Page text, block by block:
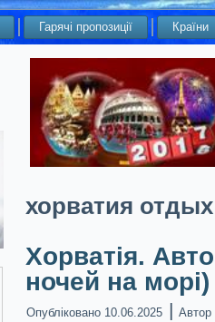
Гарячі пропозиції Країни
хорватия
Хорватія.
ночей на
Опубліковано 10.06.2025 | Автор